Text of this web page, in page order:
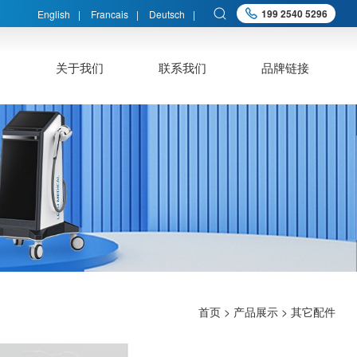
English | Francais | Deutsch | 199 2540 5296
关于我们 联系我们 品牌链接
首页 > 产品展示 >其它配件